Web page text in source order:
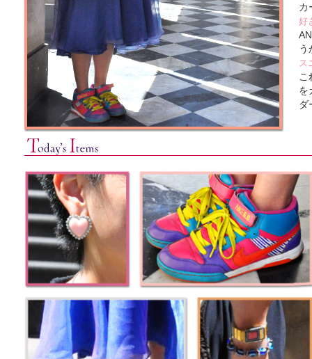
カ
好
ス
こ
を
ダ